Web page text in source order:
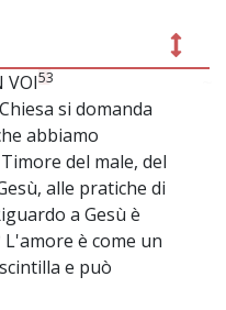
VOI53
si domanda
abbiamo
del male, del
alle pratiche di
a Gesù è
è come un
e può